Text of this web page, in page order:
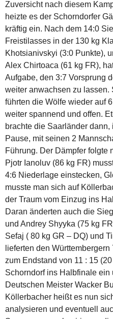
Zuversicht nach diesem
heizte es der Schorndorfer
kräftig ein. Nach dem 14:0
Freistilasses in der 130 kg
Khotsianivskyi (3:0 Punkte),
Alex Chirtoaca (61 kg FR),
Aufgabe, den 3:7 Vorsprung
weiter anwachsen zu lassen.
führten die Wölfe wieder auf
weiter spannend und offen.
brachte die Saarländer
Pause, mit seinen 2
Führung. Der Dämpfer folgte
Pjotr Ianoluv (86 kg FR)
4:6 Niederlage einstecken,
musste man sich auf
der Traum vom Einzug ins
Daran änderten auch die
und Andrey Shyyka (75 kg
Sefaj ( 80 kg GR – DQ) und
lieferten den
zum Endstand von 11 : 15
Schorndorf ins Halbfinale ein
Deutschen Meister Wacker
Köllerbacher heißt es nun
analysieren und eventuell